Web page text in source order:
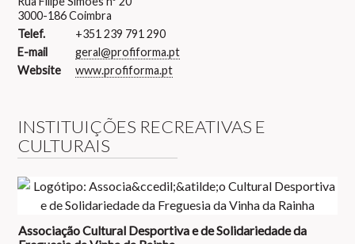
3000-186 Coimbra
Telef.
+351 239 791 290
E-mail
geral@profiforma.pt
Website
www.profiforma.pt
INSTITUIÇÕES RECREATIVAS E
CULTURAIS
Associação Cultural Desportiva e de Solidariedade da